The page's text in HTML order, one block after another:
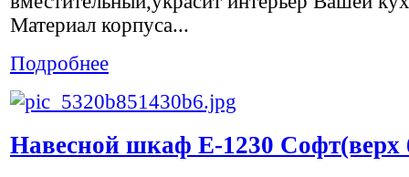
Материал корпуса...
Подробнее
Навесной шкаф Е-1230 Софт(верх